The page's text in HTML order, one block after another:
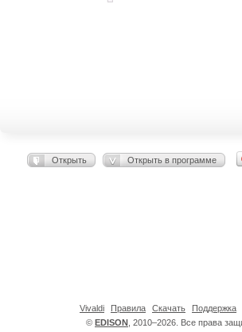
Открыть Открыть в программе
© EDISON , 2010–2026. Все права
Vivaldi Правила Скачать Поддержка